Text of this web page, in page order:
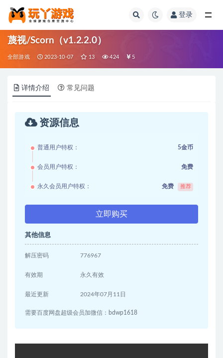
登录
蔑视/Scorn（v1.2.2.0）
全部游戏 2023-10-07 13 424 5
详情介绍 常见问题
资源信息
普通用户特权： 5金币
会员用户特权： 免费
永久会员用户特权： 免费 推荐
立即购买
其他信息
解压密码 776967
有效期 永久有效
最近更新 2024年07月11日
需要百度网盘超级会员加微信：bdwp1618